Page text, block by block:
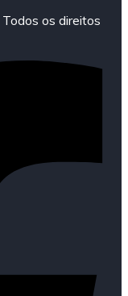
os direitos